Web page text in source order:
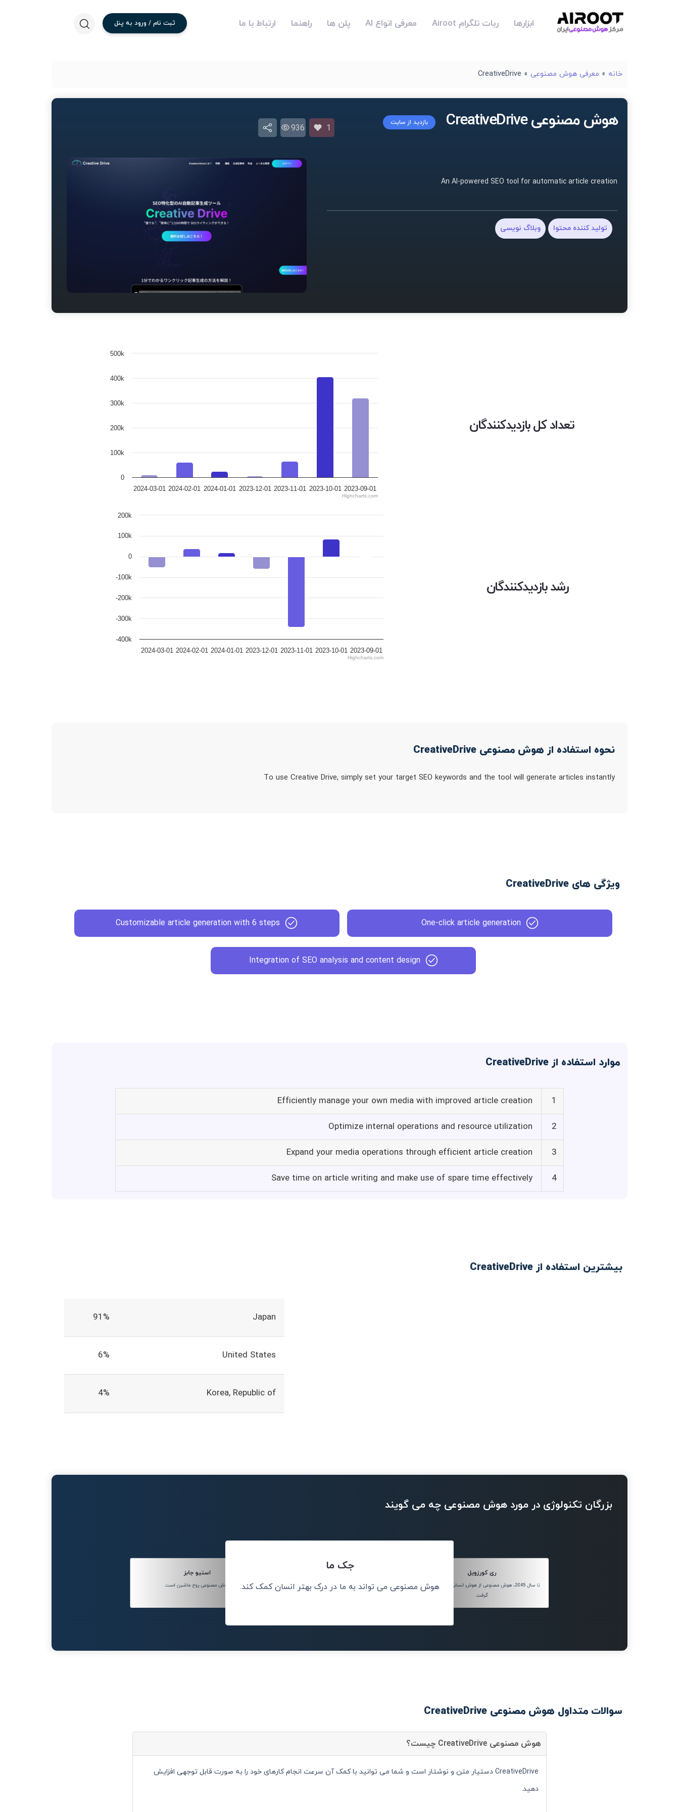
ابزارها ربات تلگرام Airoot معرفی انواع AI پلن ها راهنما ارتباط با ما ثبت نام / ورود به پنل
خانه » معرفی هوش مصنوعی »
CreativeDrive
هوش مصنوعی CreativeDrive بازدید از سایت
1
936
An AI-powered SEO tool for automatic article creation
تولید کننده محتوا وبلاگ نویسی
تعداد کل بازدیدکنندگان
2024-03-01 2024-02-01 2024-01-01 2023-12-01 2023-11-01 2023-10-01 2023-09-01
0
100k
200k
300k
400k
500k
Highcharts.com
رشد بازدیدکنندگان
2024-03-01 2024-02-01 2024-01-01 2023-12-01 2023-11-01 2023-10-01 2023-09-01
-400k
-300k
-200k
-100k
0
100k
200k
Highcharts.com
نحوه استفاده از هوش مصنوعی CreativeDrive
To use Creative Drive, simply set your target SEO keywords and the tool will generate articles instantly
ویژگی های CreativeDrive
One-click article generation
Customizable article generation with 6 steps
Integration of SEO analysis and content design
موارد استفاده از CreativeDrive
1
Efficiently manage your own media with improved article creation
2
Optimize internal operations and resource utilization
3
Expand your media operations through efficient article creation
4
Save time on article writing and make use of spare time effectively
بیشترین استفاده از CreativeDrive
Japan
91%
United States
6%
Korea, Republic of
4%
بزرگان تکنولوژی در مورد هوش مصنوعی چه می گویند
ری کورزویل
تا سال 2045، هوش مصنوعی از هوش انسانی پیشی خواهد
گرفت.
جک ما
هوش مصنوعی می تواند به ما در درک بهتر انسان کمک کند.
استیو جابز
هوش مصنوعی روح ماشین است.
سوالات متداول هوش مصنوعی CreativeDrive
هوش مصنوعی CreativeDrive چیست؟
CreativeDrive دستیار متن و نوشتار است و شما می توانید با کمک آن سرعت انجام کارهای خود را به صورت قابل توجهی افزایش
دهید.